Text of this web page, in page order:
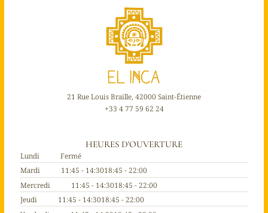
21 Rue Louis Braille, 42000 Saint-Étienne
+33 4 77 59 62 24
HEURES D'OUVERTURE
Lundi
Fermé
Mardi
11:45 - 14:3018:45 - 22:00
Mercredi
11:45 - 14:3018:45 - 22:00
Jeudi
11:45 - 14:3018:45 - 22:00